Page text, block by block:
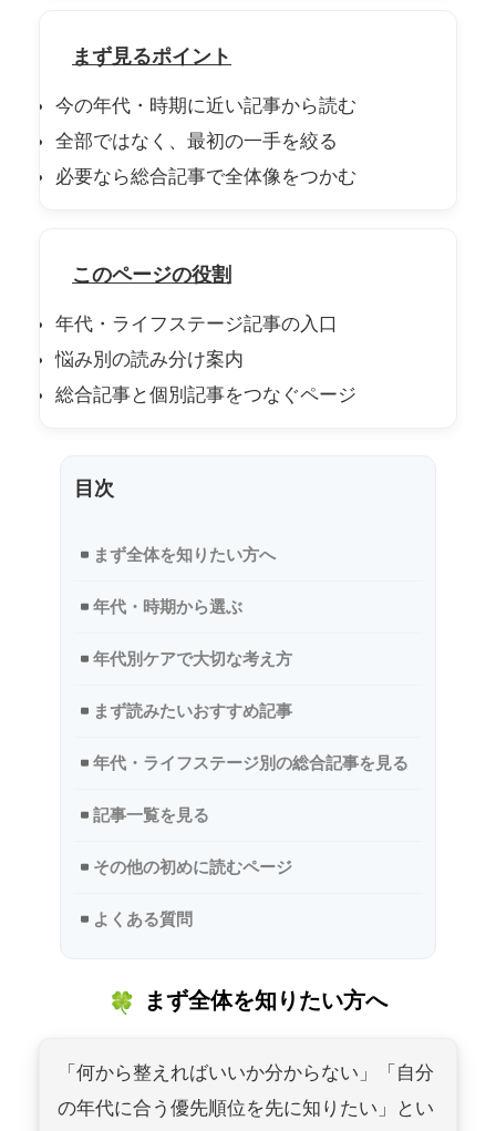
まず見るポイント
今の年代・時期に近い記事から読む
全部ではなく、最初の一手を絞る
必要なら総合記事で全体像をつかむ
このページの役割
年代・ライフステージ記事の入口
悩み別の読み分け案内
総合記事と個別記事をつなぐページ
目次
まず全体を知りたい方へ
年代・時期から選ぶ
年代別ケアで大切な考え方
まず読みたいおすすめ記事
年代・ライフステージ別の総合記事を見る
記事一覧を見る
その他の初めに読むページ
よくある質問
まず全体を知りたい方へ
「何から整えればいいか分からない」「自分
の年代に合う優先順位を先に知りたい」とい